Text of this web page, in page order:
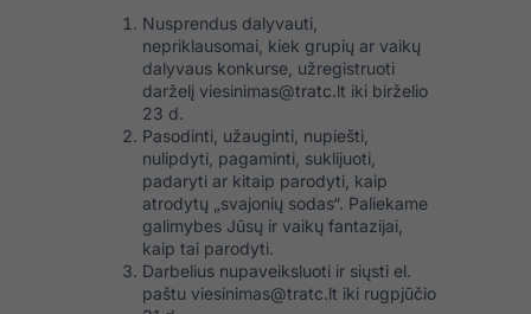
Nusprendus dalyvauti,
nepriklausomai, kiek grupių ar vaikų
dalyvaus konkurse, užregistruoti
darželį viesinimas@tratc.lt iki birželio
23 d.
Pasodinti, užauginti, nupiešti,
nulipdyti, pagaminti, suklijuoti,
padaryti ar kitaip parodyti, kaip
atrodytų „svajonių sodas“. Paliekame
galimybes Jūsų ir vaikų fantazijai,
kaip tai parodyti.
Darbelius nupaveiksluoti ir siųsti el.
paštu viesinimas@tratc.lt iki rugpjūčio